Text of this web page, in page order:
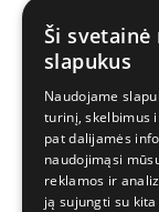
Sutinku
Daugiau
Ši svetainė
slapukus
Naudojame
turinį, skelbimus
pat dalijamės
naudojimąsi
reklamos ir
ją sujungti su